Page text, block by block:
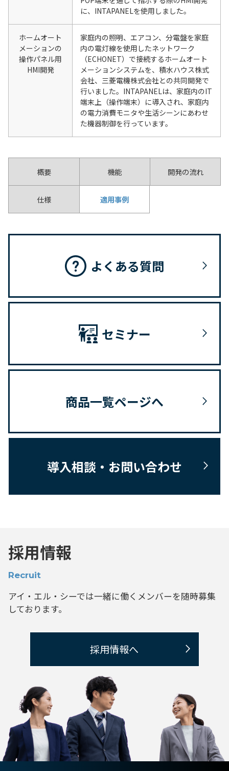
に、INTAPANELを使用しました。
ホームオート
メーションの
操作パネル用
HMI開発
家庭内の照明、エアコン、分電盤を家庭
内の電灯線を使用したネットワーク
（ECHONET）で接続するホームオート
メーションシステムを、積水ハウス株式
会社、三菱電機株式会社との共同開発で
行いました。INTAPANELは、家庭内のIT
端末上（操作端末）に導入され、家庭内
の電力消費モニタや生活シーンにあわせ
た機器制御を行っています。
概要 機能 開発の流れ
仕様 適用事例
よくある質問
セミナー
商品一覧ページへ
導入相談・お問い合わせ
採用情報
Recruit
アイ・エル・シーでは一緒に働くメンバーを随時募集
しております。
採用情報へ